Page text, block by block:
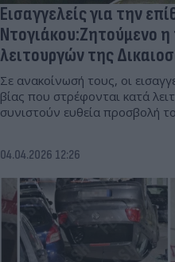
Εισαγγελείς για την
Ντογιάκου:Ζητούμενο
λειτουργών της
Σε ανακοίνωσή τους, οι
βίας που στρέφονται κατά
συνιστούν ευθεία προσβολή
04.04.2026 12:26